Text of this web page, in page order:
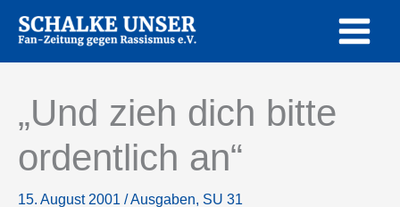
Inhalt
springen
„Und zieh dich bitte
ordentlich an“
15. August 2001 /Ausgaben, SU 31